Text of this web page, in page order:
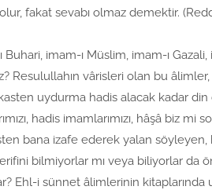
fakat sevabı olmaz demektir.
imam-ı Müslim, imam-ı
Resulullahın vârisleri olan bu
uydurma hadis alacak kadar din
hadis imamlarımızı, hâşâ biz mi
bana izafe ederek yalan
bilmiyorlar mı veya biliyorlar da
Ehl-i sünnet âlimlerinin